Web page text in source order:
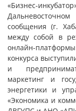
«Бизнес-
Дальневосточном
сообщения (г.
между собой в
онлайн-
конкурса
и
маркетинг и
энергетики и
«Экономика и